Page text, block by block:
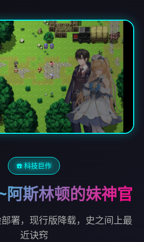
☎️ 科技巨作
阿斯林顿的妹神官
署，现行版降载，史之间上最
近诀窍